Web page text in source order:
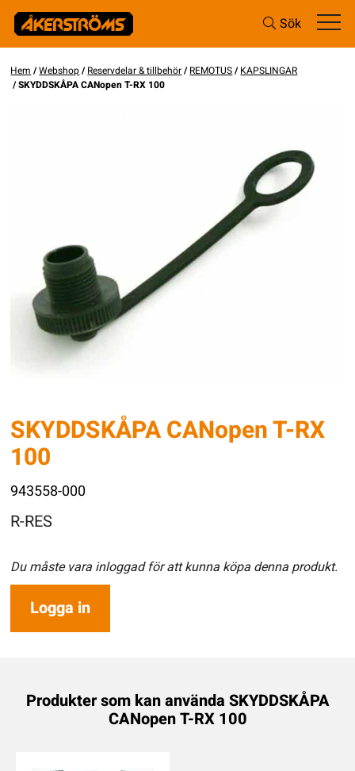
Sök
Hem /Webshop/Reservdelar & tillbehör/REMOTUS/KAPSLINGAR
/ SKYDDSKÅPA CANopen T-RX 100
SKYDDSKÅPA CANopen T-RX
100
943558-000
R-RES
Du måste vara inloggad för att kunna köpa denna produkt.
Logga in
Produkter som kan använda SKYDDSKÅPA
CANopen T-RX 100